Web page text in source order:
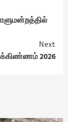
Next
2026